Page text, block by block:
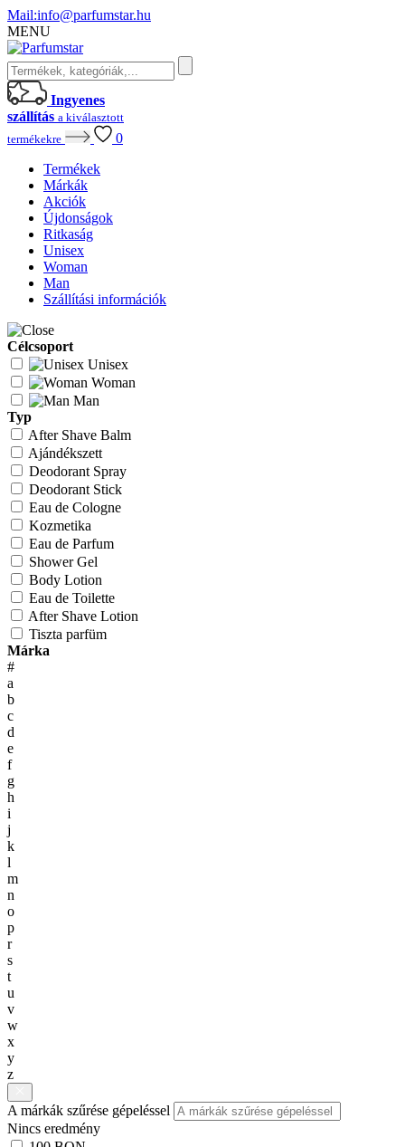
Mail:info@parfumstar.hu
MENU
Ingyenes
szállítás a kiválasztott
termékekre
0
Termékek
Márkák
Akciók
Újdonságok
Ritkaság
Unisex
Woman
Man
Szállítási információk
Célcsoport
Unisex
Woman
Man
Typ
After Shave Balm
Ajándékszett
Deodorant Spray
Deodorant Stick
Eau de Cologne
Kozmetika
Eau de Parfum
Shower Gel
Body Lotion
Eau de Toilette
After Shave Lotion
Tiszta parfüm
Márka
#
a
b
c
d
e
f
g
h
i
j
k
l
m
n
o
p
r
s
t
u
v
w
x
y
z
A márkák szűrése gépeléssel
Nincs eredmény